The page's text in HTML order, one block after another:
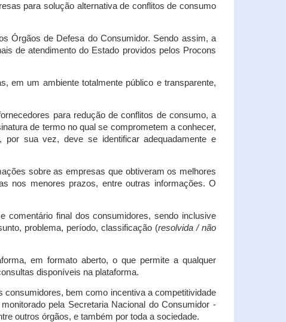
para solução alternativa de conflitos de consumo
Órgãos de Defesa do Consumidor. Sendo assim, a
de atendimento do Estado providos pelos Procons
em um ambiente totalmente público e transparente,
para redução de conflitos de consumo, a
de termo no qual se comprometem a conhecer,
sua vez, deve se identificar adequadamente e
sobre as empresas que obtiveram os melhores
nos menores prazos, entre outras informações. O
final dos consumidores, sendo inclusive
problema, período, classificação (resolvida / não
em formato aberto, o que permite a qualquer
disponíveis na plataforma.
bem como incentiva a competitividade
pela Secretaria Nacional do Consumidor -
outros órgãos, e também por toda a sociedade.